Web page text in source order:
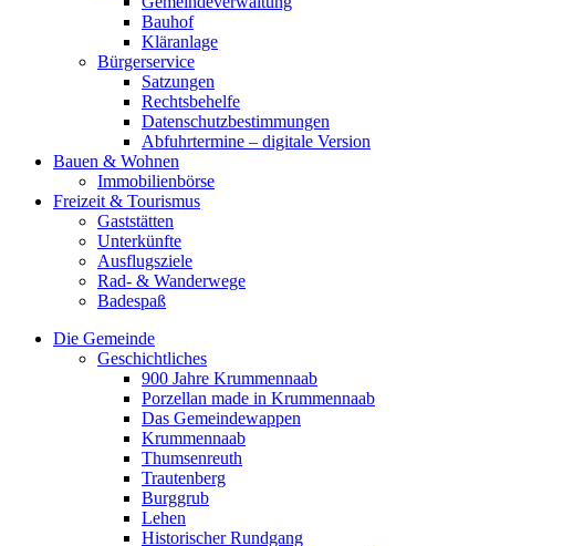
Bauhof
Kläranlage
Bürgerservice
Satzungen
Rechtsbehelfe
Datenschutzbestimmungen
Abfuhrtermine – digitale Version
Bauen & Wohnen
Immobilienbörse
Freizeit & Tourismus
Gaststätten
Unterkünfte
Ausflugsziele
Rad- & Wanderwege
Badespaß
Die Gemeinde
Geschichtliches
900 Jahre Krummennaab
Porzellan made in Krummennaab
Das Gemeindewappen
Krummennaab
Thumsenreuth
Trautenberg
Burggrub
Lehen
Historischer Rundgang